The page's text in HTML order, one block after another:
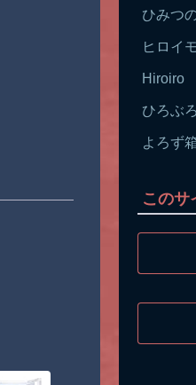
ひみつ
ヒロイ
Hiroiro
ひろぶろ
よろず
このサ